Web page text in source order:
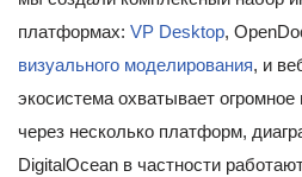
платформах: VP Desktop,
визуального моделирования, и
экосистема охватывает
через несколько платформ,
DigitalOcean в частности